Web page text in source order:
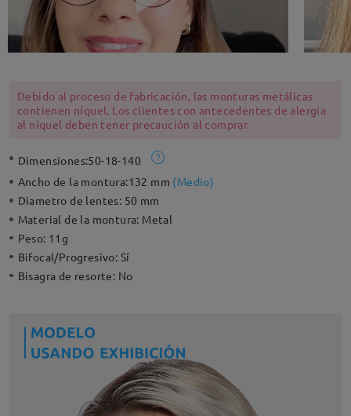
Debido al proceso de fabricación, las monturas metálicas
contienen níquel. Los clientes con antecedentes de alergia
al níquel deben tener precaución al comprar.
Dimensiones:50-18-140
Ancho de la montura:132 mm (Medio)
Diametro de lentes: 50 mm
Material de la montura: Metal
Peso: 11g
Bifocal/Progresivo: Sí
Bisagra de resorte: No